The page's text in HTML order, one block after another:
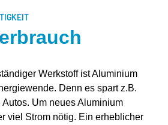
Werkstoff ist Aluminium
Denn es spart z.B.
Um neues Aluminium
viel Strom nötig. Ein erheblicher